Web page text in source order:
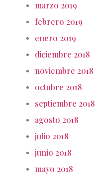
marzo 2019
febrero 2019
enero 2019
diciembre 2018
noviembre 2018
octubre 2018
septiembre 2018
agosto 2018
julio 2018
junio 2018
mayo 2018